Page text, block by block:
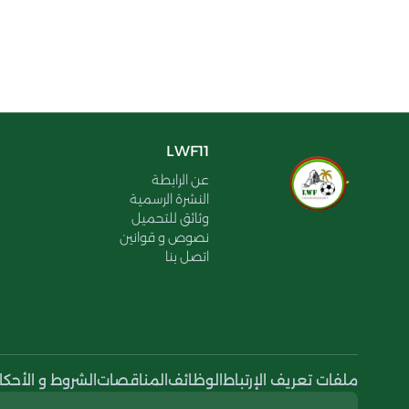
LWF11
عن الرابطة
النشرة الرسمية
وثائق للتحميل
نصوص و قوانين
اتصل بنا
ملفات تعريف الإرتباط الوظائف المناقصات الشروط و